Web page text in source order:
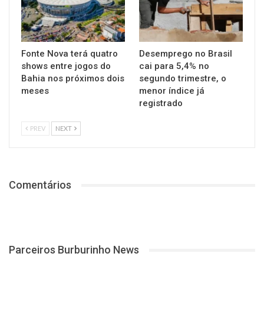
Fonte Nova terá quatro
shows entre jogos do
Bahia nos próximos dois
meses
Desemprego no Brasil
cai para 5,4% no
segundo trimestre, o
menor índice já
registrado
PREV NEXT
Comentários
Parceiros Burburinho News